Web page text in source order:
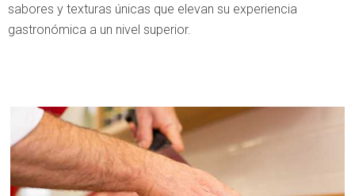
sabores y texturas únicas que elevan su experiencia
gastronómica a un nivel superior.